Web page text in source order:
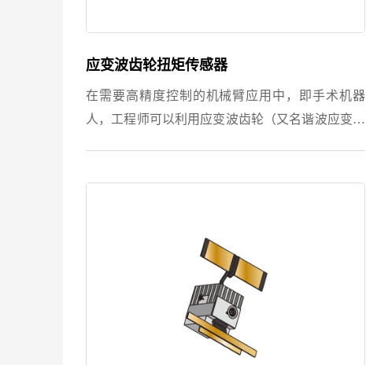
应变波齿轮扭矩传感器
在需要高精度控制的机械臂应用中，即手术机器
人，工程师可以利用应变波齿轮（又名谐波应变波